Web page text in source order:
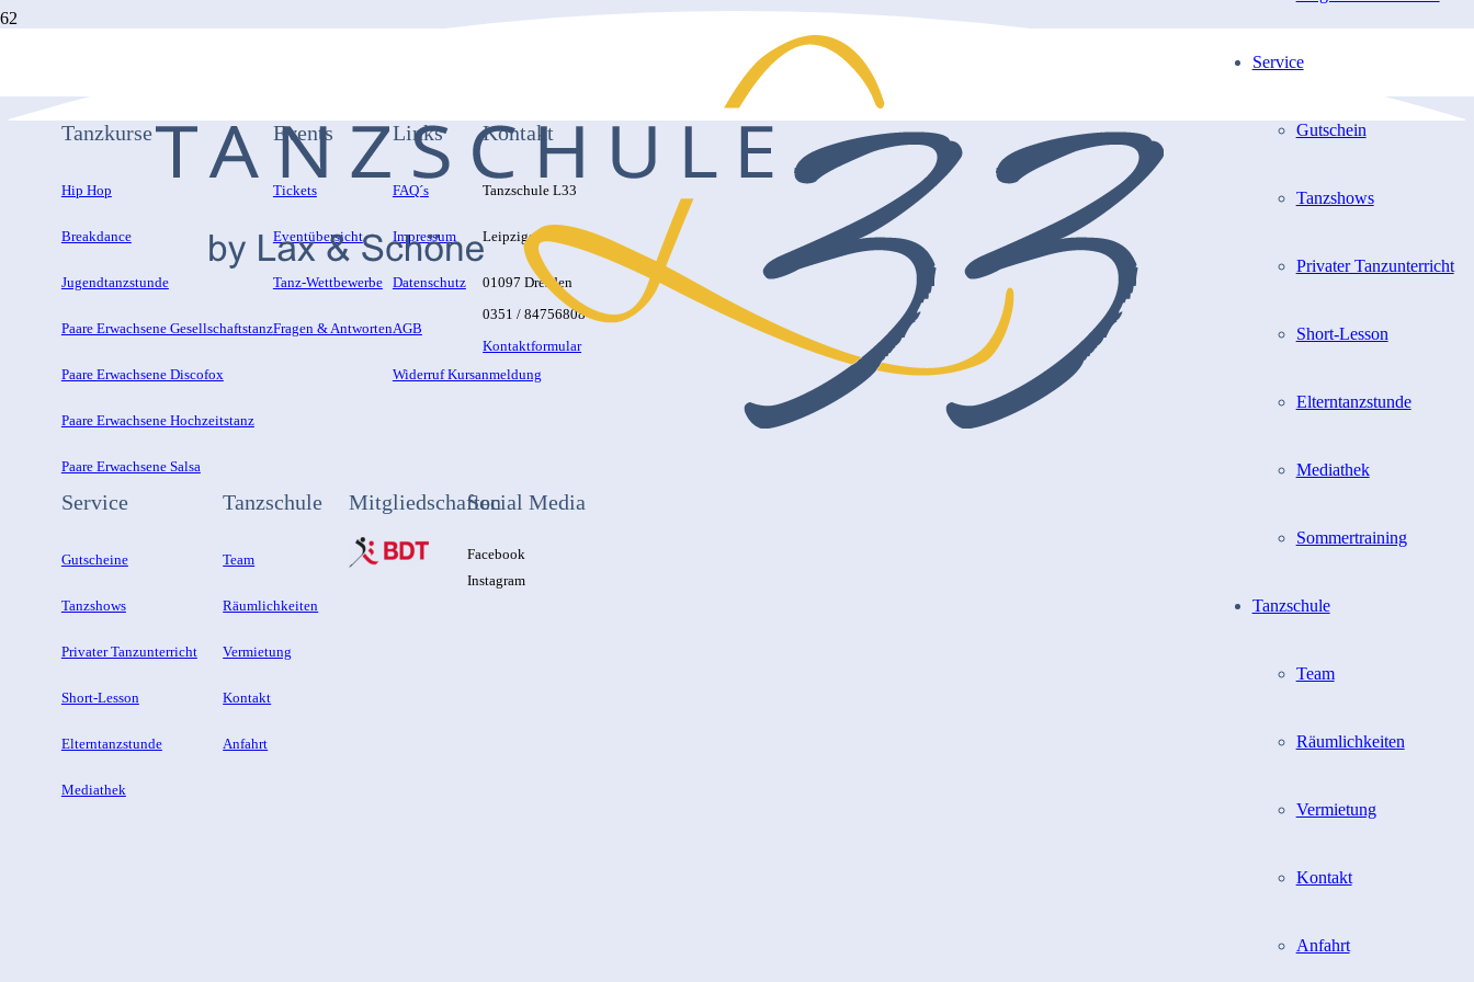
Service
Gutschein
Tanzshows
Privater Tanzunterricht
Short-Lesson
Elterntanzstunde
Mediathek
Sommertraining
Tanzschule
Team
Räumlichkeiten
Vermietung
Kontakt
Anfahrt
Tanzkurse
Hip Hop
Breakdance
Jugendtanzstunde
Paare Erwachsene Gesellschaftstanz
Paare Erwachsene Discofox
Paare Erwachsene Hochzeitstanz
Paare Erwachsene Salsa
Events
Tickets
Eventübersicht
Tanz-Wettbewerbe
Fragen & Antworten
Links
FAQ´s
Impressum
Datenschutz
AGB
Widerruf Kursanmeldung
Kontakt
Tanzschule L33
Leipziger Str. 33
01097 Dresden
0351 / 84756808
Kontaktformular
Service
Gutscheine
Tanzshows
Privater Tanzunterricht
Short-Lesson
Elterntanzstunde
Mediathek
Tanzschule
Team
Räumlichkeiten
Vermietung
Kontakt
Anfahrt
MitgliedschaftenSocial Media
Facebook
Instagram